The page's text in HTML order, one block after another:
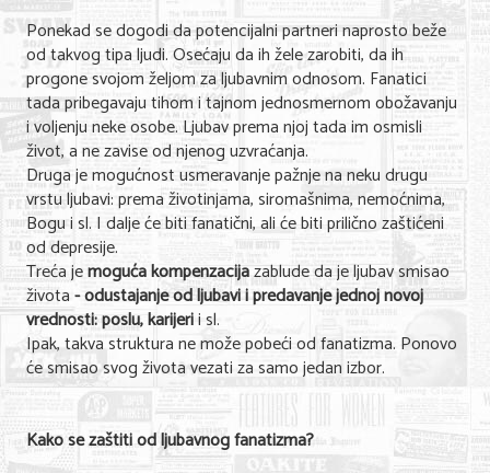
Ponekad se dogodi da potencijalni partneri naprosto beže
od takvog tipa ljudi. Osećaju da ih žele zarobiti, da ih
progone svojom željom za ljubavnim odnosom. Fanatici
tada pribegavaju tihom i tajnom jednosmernom obožavanju
i voljenju neke osobe. Ljubav prema njoj tada im osmisli
život, a ne zavise od njenog uzvraćanja.
Druga je mogućnost usmeravanje pažnje na neku drugu
vrstu ljubavi: prema životinjama, siromašnima, nemoćnima,
Bogu i sl. I dalje će biti fanatični, ali će biti prilično zaštićeni
od depresije.
Treća jemoguća kompenzacijazablude da je ljubav smisao
života- odustajanje od ljubavi i predavanje jednoj novoj
vrednosti: poslu, karijeriisl.
Ipak, takva struktura ne može pobeći od fanatizma. Ponovo
će smisao svog života vezati za samo jedan izbor.
Kako se zaštiti od ljubavnog fanatizma?